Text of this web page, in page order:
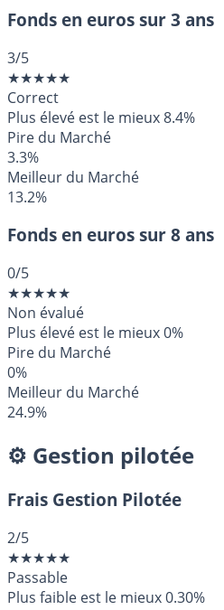
Fonds en euros sur 3 ans
3/5
★★★★★
Correct
Plus élevé est le mieux8.4%
Pire du Marché
3.3%
Meilleur du Marché
13.2%
Fonds en euros sur 8 ans
0/5
★★★★★
Non évalué
Plus élevé est le mieux0%
Pire du Marché
0%
Meilleur du Marché
24.9%
⚙️ Gestion pilotée
Frais Gestion Pilotée
2/5
★★★★★
Passable
Plus faible est le mieux0.30%